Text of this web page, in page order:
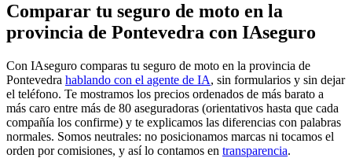
Comparar tu seguro de moto en la
provincia de Pontevedra con IAseguro
Con IAseguro comparas tu seguro de moto en la provincia de
Pontevedra hablando con el agente de IA, sin formularios y sin dejar
el teléfono. Te mostramos los precios ordenados de más barato a
más caro entre más de 80 aseguradoras (orientativos hasta que cada
compañía los confirme) y te explicamos las diferencias con palabras
normales. Somos neutrales: no posicionamos marcas ni tocamos el
orden por comisiones, y así lo contamos en transparencia.